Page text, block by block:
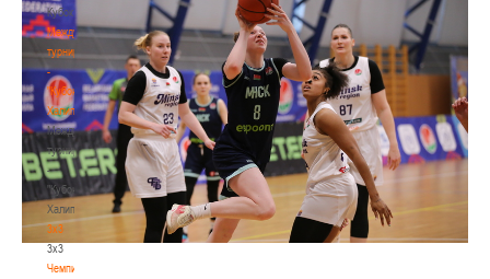
Кубок
Международный
турнир
-
"Кубок
Халипского"
Международный
турнир
-
"Кубок
Халипского"
3x3
3x3
Чемпионат